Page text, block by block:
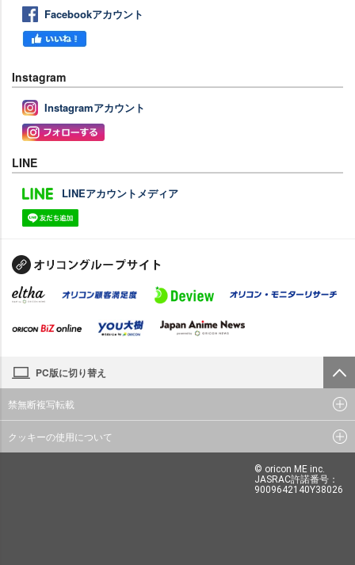
Facebookアカウント
Instagram
Instagramアカウント
LINE
LINEアカウントメディア
PC版に切り替え
禁無断複写転載
クッキーの使用について
© oricon ME inc.
JASRAC許諾番号：
9009642140Y38026